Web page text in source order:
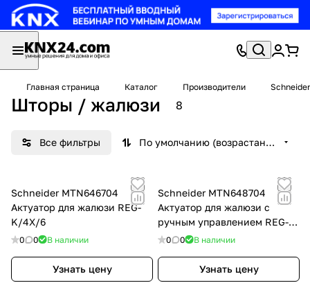
Главная страница Каталог Производители
Шторы / жалюзи 8
Все фильтры По умолчанию (возрастание)
Schneider MTN646704
Актуатор для жалюзи REG-
K/4X/6
0 0 В наличии
Узнать цену
Schneider MTN648704
Актуатор для жалюзи с
ручным управлением REG-
K/ 4X24/ 6
0 0 В наличии
Узнать цену